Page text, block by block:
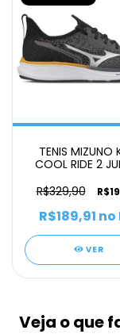
TENIS MIZUNO
COOL RIDE 2
R$329,90
R$189,91 no
VER
Veja o que